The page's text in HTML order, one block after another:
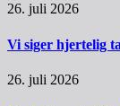
26. juli 2026
Vi siger hjertelig
26. juli 2026